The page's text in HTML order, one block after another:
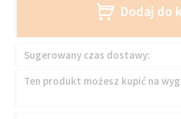
Dodaj do
Sugerowany czas dostawy:
Ten produkt możesz kupić na